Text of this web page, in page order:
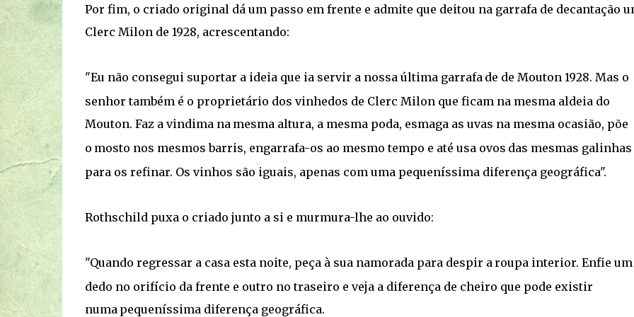
Por fim, o criado original dá um passo em frente e admite que deitou na garrafa de decantação
Clerc Milon de 1928, acrescentando:
"Eu não consegui suportar a ideia que ia servir a nossa última garrafa de de Mouton 1928. Mas o
senhor também é o proprietário dos vinhedos de Clerc Milon que ficam na mesma aldeia do
Mouton. Faz a vindima na mesma altura, a mesma poda, esmaga as uvas na mesma ocasião, põe
o mosto nos mesmos barris, engarrafa-os ao mesmo tempo e até usa ovos das mesmas galinhas
para os refinar. Os vinhos são iguais, apenas com uma pequeníssima diferença geográfica".
Rothschild puxa o criado junto a si e murmura-lhe ao ouvido:
"Quando regressar a casa esta noite, peça à sua namorada para despir aroupa interior. Enfie um
dedo no orifício da frente e outro no traseiro e veja a diferença de cheiro que pode existir
numa pequeníssima diferença geográfica.